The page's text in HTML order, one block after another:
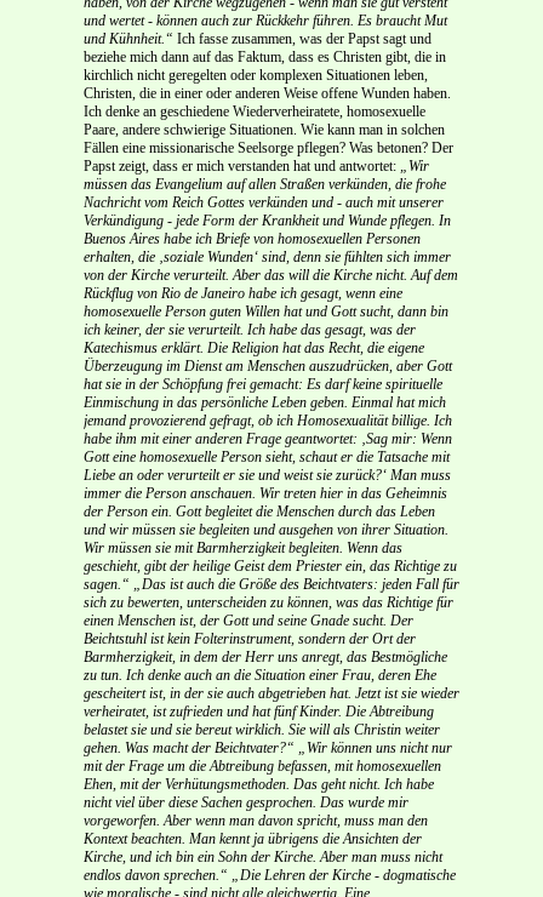
und wertet - können auch zur Rückkehr führen. Es braucht Mut
und Kühnheit.“ Ich fasse zusammen, was der Papst sagt und
beziehe mich dann auf das Faktum, dass es Christen gibt, die in
kirchlich nicht geregelten oder komplexen Situationen leben,
Christen, die in einer oder anderen Weise offene Wunden haben.
Ich denke an geschiedene Wiederverheiratete, homosexuelle
Paare, andere schwierige Situationen. Wie kann man in solchen
Fällen eine missionarische Seelsorge pflegen? Was betonen? Der
Papst zeigt, dass er mich verstanden hat und antwortet: „Wir
müssen das Evangelium auf allen Straßen verkünden, die frohe
Nachricht vom Reich Gottes verkünden und - auch mit unserer
Verkündigung - jede Form der Krankheit und Wunde pflegen. In
Buenos Aires habe ich Briefe von homosexuellen Personen
erhalten, die ‚soziale Wunden‘ sind, denn sie fühlten sich immer
von der Kirche verurteilt. Aber das will die Kirche nicht. Auf dem
Rückflug von Rio de Janeiro habe ich gesagt, wenn eine
homosexuelle Person guten Willen hat und Gott sucht, dann bin
ich keiner, der sie verurteilt. Ich habe das gesagt, was der
Katechismus erklärt. Die Religion hat das Recht, die eigene
Überzeugung im Dienst am Menschen auszudrücken, aber Gott
hat sie in der Schöpfung frei gemacht: Es darf keine spirituelle
Einmischung in das persönliche Leben geben. Einmal hat mich
jemand provozierend gefragt, ob ich Homosexualität billige. Ich
habe ihm mit einer anderen Frage geantwortet: ‚Sag mir: Wenn
Gott eine homosexuelle Person sieht, schaut er die Tatsache mit
Liebe an oder verurteilt er sie und weist sie zurück?‘ Man muss
immer die Person anschauen. Wir treten hier in das Geheimnis
der Person ein. Gott begleitet die Menschen durch das Leben
und wir müssen sie begleiten und ausgehen von ihrer Situation.
Wir müssen sie mit Barmherzigkeit begleiten. Wenn das
geschieht, gibt der heilige Geist dem Priester ein, das Richtige zu
sagen.“ „Das ist auch die Größe des Beichtvaters: jeden Fall für
sich zu bewerten, unterscheiden zu können, was das Richtige für
einen Menschen ist, der Gott und seine Gnade sucht. Der
Beichtstuhl ist kein Folterinstrument, sondern der Ort der
Barmherzigkeit, in dem der Herr uns anregt, das Bestmögliche
zu tun. Ich denke auch an die Situation einer Frau, deren Ehe
gescheitert ist, in der sie auch abgetrieben hat. Jetzt ist sie wieder
verheiratet, ist zufrieden und hat fünf Kinder. Die Abtreibung
belastet sie und sie bereut wirklich. Sie will als Christin weiter
gehen. Was macht der Beichtvater?“ „Wir können uns nicht nur
mit der Frage um die Abtreibung befassen, mit homosexuellen
Ehen, mit der Verhütungsmethoden. Das geht nicht. Ich habe
nicht viel über diese Sachen gesprochen. Das wurde mir
vorgeworfen. Aber wenn man davon spricht, muss man den
Kontext beachten. Man kennt ja übrigens die Ansichten der
Kirche, und ich bin ein Sohn der Kirche. Aber man muss nicht
endlos davon sprechen.“ „Die Lehren der Kirche - dogmatische
wie moralische - sind nicht alle gleichwertig. Eine